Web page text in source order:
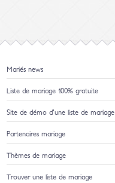
Mariés news
Liste de mariage 100% gratuite
Site de démo d'une liste de mariage
Partenaires mariage
Thèmes de mariage
Trouver une liste de mariage